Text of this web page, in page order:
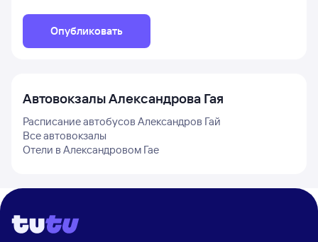
Опубликовать
АвтовокзалыАлександрова Гая
Расписание автобусов Александров Гай
Все автовокзалы
Отели в Александровом Гае